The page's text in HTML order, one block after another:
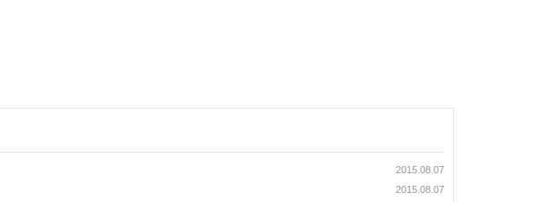
2015.08.07
2015.08.07